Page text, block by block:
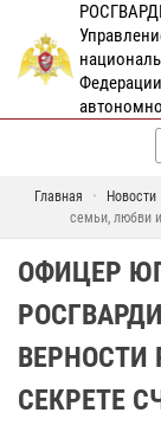
Главная Новости
семьи, любви
ОФИЦЕР
ВЕРНОСТИ
СЕКРЕТЕ